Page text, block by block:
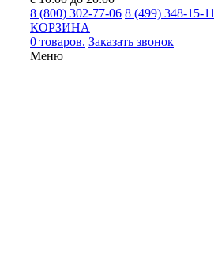
8 (800) 302-77-06 8 (499) 348-15-11
КОРЗИНА
0 товаров. Заказать звонок
Меню